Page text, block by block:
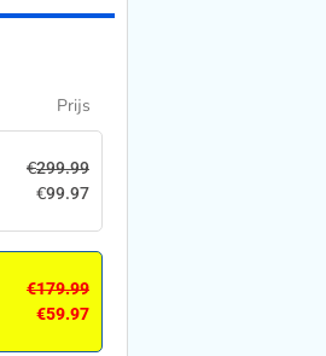
Prijs
€299.99
€99.97
€179.99
€59.97